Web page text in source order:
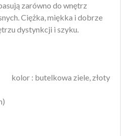
zarówno do wnętrz
Ciężka, miękka i dobrze
dystynkcji i szyku.
kolor : butelkowa ziele, złoty